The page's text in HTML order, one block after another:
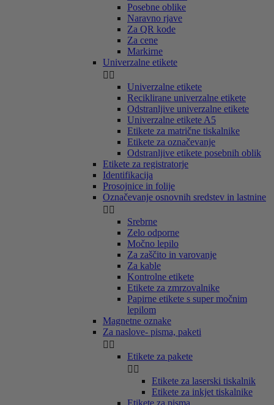
Posebne oblike
Naravno rjave
Za QR kode
Za cene
Markirne
Univerzalne etikete
 
Univerzalne etikete
Reciklirane univerzalne etikete
Odstranljive univerzalne etikete
Univerzalne etikete A5
Etikete za matrične tiskalnike
Etikete za označevanje
Odstranljive etikete posebnih oblik
Etikete za registratorje
Identifikacija
Prosojnice in folije
Označevanje osnovnih sredstev in lastnine
 
Srebrne
Zelo odporne
Močno lepilo
Za zaščito in varovanje
Za kable
Kontrolne etikete
Etikete za zmrzovalnike
Papirne etikete s super močnim
lepilom
Magnetne oznake
Za naslove- pisma, paketi
 
Etikete za pakete
 
Etikete za laserski tiskalnik
Etikete za inkjet tiskalnike
Etikete za pisma